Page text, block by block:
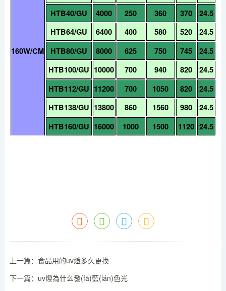
160W/CM
HTB40/GU
4000 250 360 370
24.5
HTB64/GU
6400 400 580 520
24.5
HTB80/GU
8000 625 750 745
24.5
HTB100/GU 10000 700 940 820
24.5
HTB112/GU 11200 700 1050 820
24.5
HTB138/GU 13800 860 1560 980
24.5
HTB160/GU 16000 1000 1500 1120 24.5
上一篇： 食品用的uv燈多久更換
下一篇： uv燈為什么發(fā)藍(lán)色光